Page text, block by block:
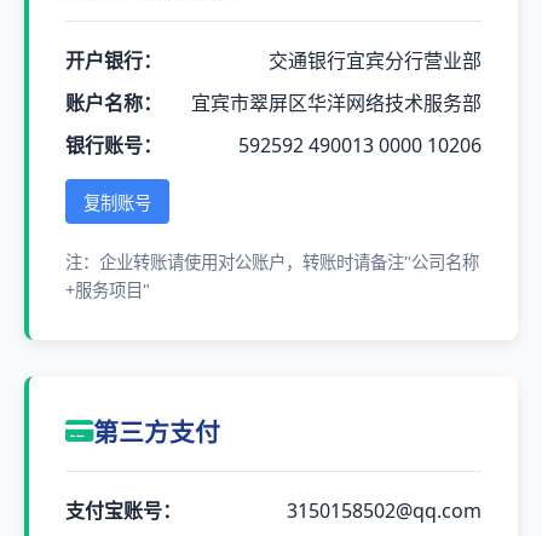
开户银行：
交通银行宜宾分行营业部
账户名称：
宜宾市翠屏区华洋网络技术服务部
银行账号：
592592 490013 0000 10206
复制账号
注：企业转账请使用对公账户，转账时请备注"公司名称
+服务项目"
第三方支付
支付宝账号： 3150158502@qq.com